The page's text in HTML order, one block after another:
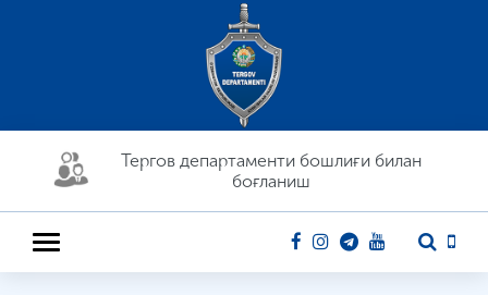
Тергов департaменти бошлиғи билан
боғланиш